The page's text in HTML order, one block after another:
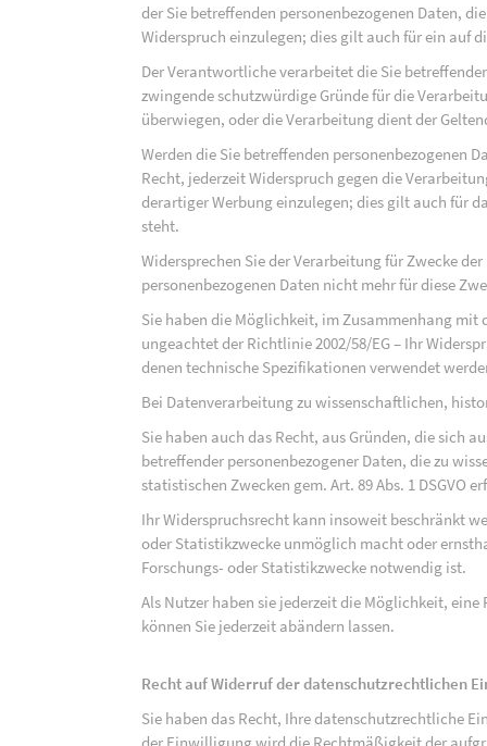
der Sie betreffenden personenbezogenen Daten,
Widerspruch einzulegen; dies gilt auch für ein auf
Der Verantwortliche verarbeitet die Sie
zwingende schutzwürdige Gründe für die
überwiegen, oder die Verarbeitung dient der
Werden die Sie betreffenden personenbezogenen
Recht, jederzeit Widerspruch gegen die
derartiger Werbung einzulegen; dies gilt auch für
steht.
Widersprechen Sie der Verarbeitung für Zwecke
personenbezogenen Daten nicht mehr für diese
Sie haben die Möglichkeit, im Zusammenhang
ungeachtet der Richtlinie 2002/58/EG – Ihr
denen technische Spezifikationen verwendet
Bei Datenverarbeitung zu wissenschaftlichen,
Sie haben auch das Recht, aus Gründen, die sich
betreffender personenbezogener Daten, die zu
statistischen Zwecken gem. Art. 89 Abs. 1 DSGVO
Ihr Widerspruchsrecht kann insoweit beschränkt
oder Statistikzwecke unmöglich macht oder
Forschungs- oder Statistikzwecke notwendig ist.
Als Nutzer haben sie jederzeit die Möglichkeit,
können Sie jederzeit abändern lassen.
Recht auf Widerruf der datenschutzrechtlichen
Sie haben das Recht, Ihre datenschutzrechtliche